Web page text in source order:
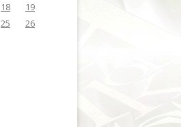
18
19
25
26